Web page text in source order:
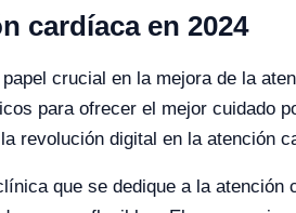
cardíaca en 2024
crucial en la mejora de la
para ofrecer el mejor cuidado
revolución digital en la atención
que se dedique a la atención